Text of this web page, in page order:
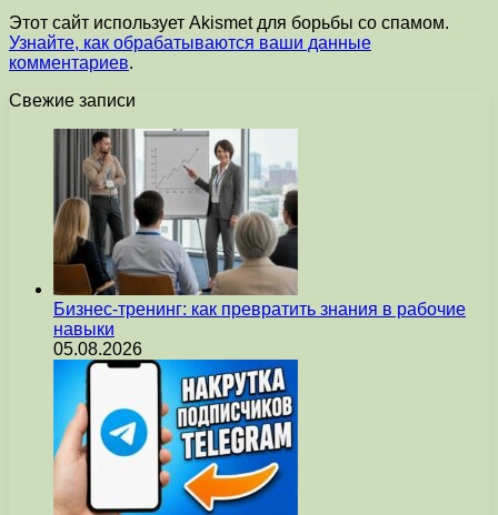
Этот сайт использует Akismet для борьбы со спамом.
Узнайте, как обрабатываются ваши данные
комментариев.
Свежие записи
Бизнес-тренинг: как превратить знания в рабочие
навыки
05.08.2026